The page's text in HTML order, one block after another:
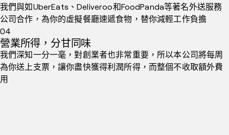
我們與如UberEats、Deliveroo和FoodPanda等著名外送服務
公司合作，為你的虛擬餐廳速遞食物，替你減輕工作負擔
04
營業所得，分甘同味
我們深知一分一毫，對創業者也非常重要，所以本公司將每周
為你送上支票，讓你盡快獲得利潤所得，而整個不收取額外費
用